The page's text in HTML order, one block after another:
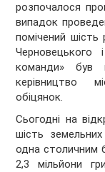
розпочалося
випадок
помічений шість
Черновецького
команди» був
керівництво
обіцянок.
Сьогодні на
шість
одна столичним
2,3 мільйони